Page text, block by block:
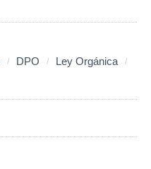
DPO
Ley Orgánica